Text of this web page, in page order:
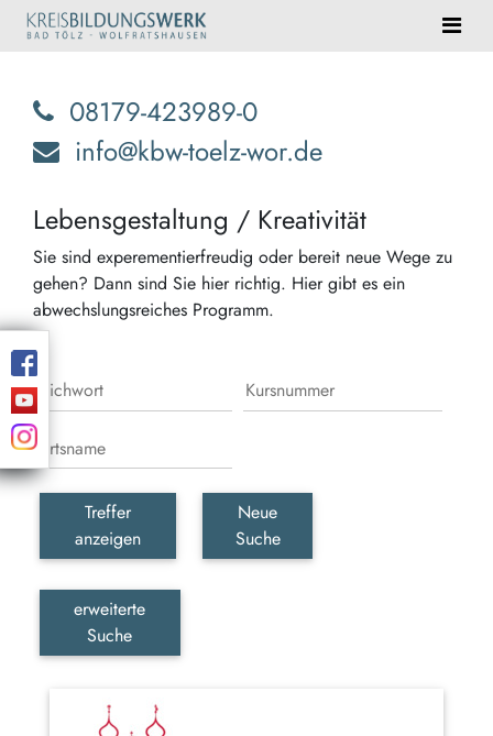
08179-423989-0
info@kbw-toelz-wor.de
Lebensgestaltung / Kreativität
Sie sind experementierfreudig oder bereit neue Wege zu
gehen? Dann sind Sie hier richtig. Hier gibt es ein
abwechslungsreiches Programm.
Treffer
anzeigen
Neue
Suche
erweiterte
Suche